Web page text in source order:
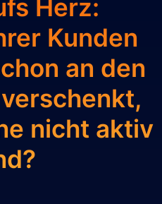
Herz:
Kunden
an den
nicht aktiv